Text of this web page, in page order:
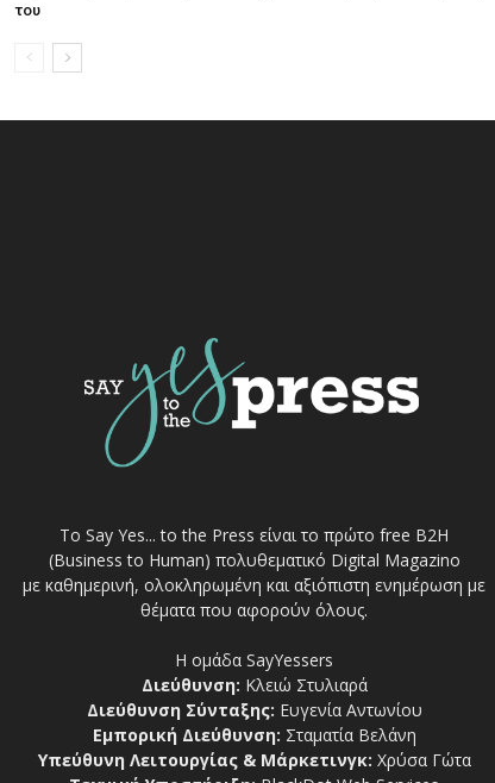
του
Το Say Yes... to the Press είναι το πρώτο free Β2Η
(Business to Human) πολυθεματικό Digital Magazino
με καθημερινή, ολοκληρωμένη και αξιόπιστη ενημέρωση με
θέματα που αφορούν όλους.
Η ομάδα SayYessers
Διεύθυνση: Κλειώ Στυλιαρά
Διεύθυνση Σύνταξης: Ευγενία Αντωνίου
Εμπορική Διεύθυνση: Σταματία Βελάνη
Υπεύθυνη Λειτουργίας & Μάρκετινγκ: Χρύσα Γώτα